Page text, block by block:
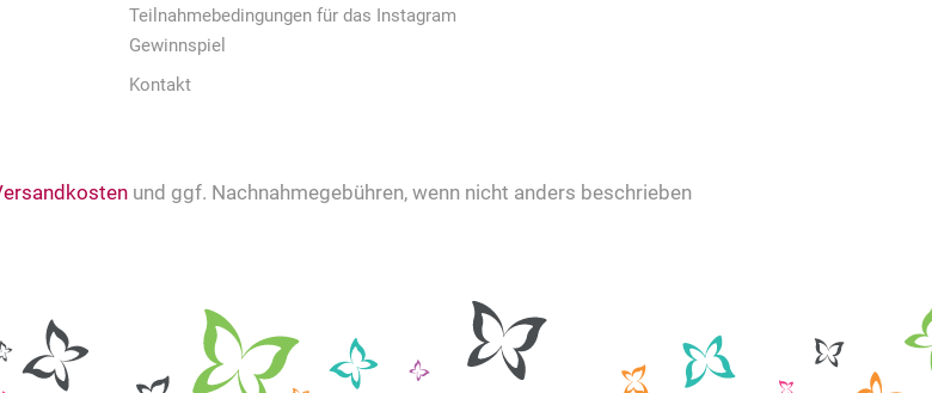
Teilnahmebedingungen für das Instagram
Gewinnspiel
Kontakt
und ggf. Nachnahmegebühren, wenn nicht anders beschrieben